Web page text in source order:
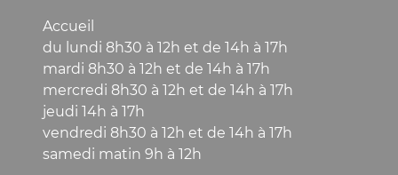
Accueil
du lundi 8h30 à 12h et de 14h à 17h
mardi 8h30 à 12h et de 14h à 17h
mercredi 8h30 à 12h et de 14h à 17h
jeudi 14h à 17h
vendredi 8h30 à 12h et de 14h à 17h
samedi matin 9h à 12h